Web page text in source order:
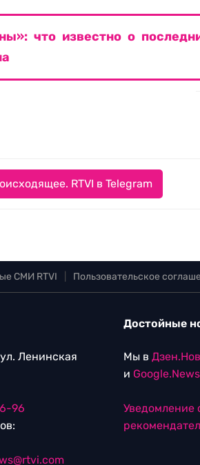
что известно о
RTVI в Telegram
СМИ RTVI Пользовательское
Ленинская
96
Достойные
Мы в
и Google.News
Уведомление